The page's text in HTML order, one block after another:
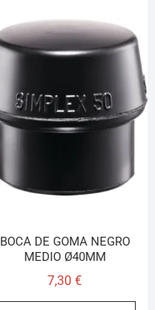
BOCA DE GOMA NEGRO
MEDIO Ø40MM
7,30€